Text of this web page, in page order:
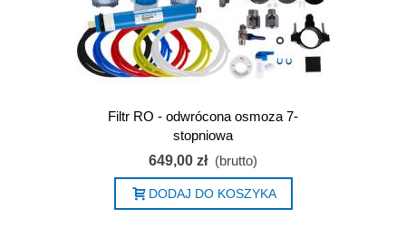
Filtr RO - odwrócona osmoza 7-
stopniowa
649,00 zł (brutto)
DODAJ DO KOSZYKA